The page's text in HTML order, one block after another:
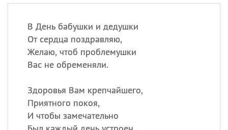
В День бабушки и дедушки
От сердца поздравляю,
Желаю, чтоб проблемушки
Вас не обременяли.
Здоровья Вам крепчайшего,
Приятного покоя,
И чтобы замечательно
11.08 День полета на
11.08 День Святой Клары —
телевидения
ИМЕНА